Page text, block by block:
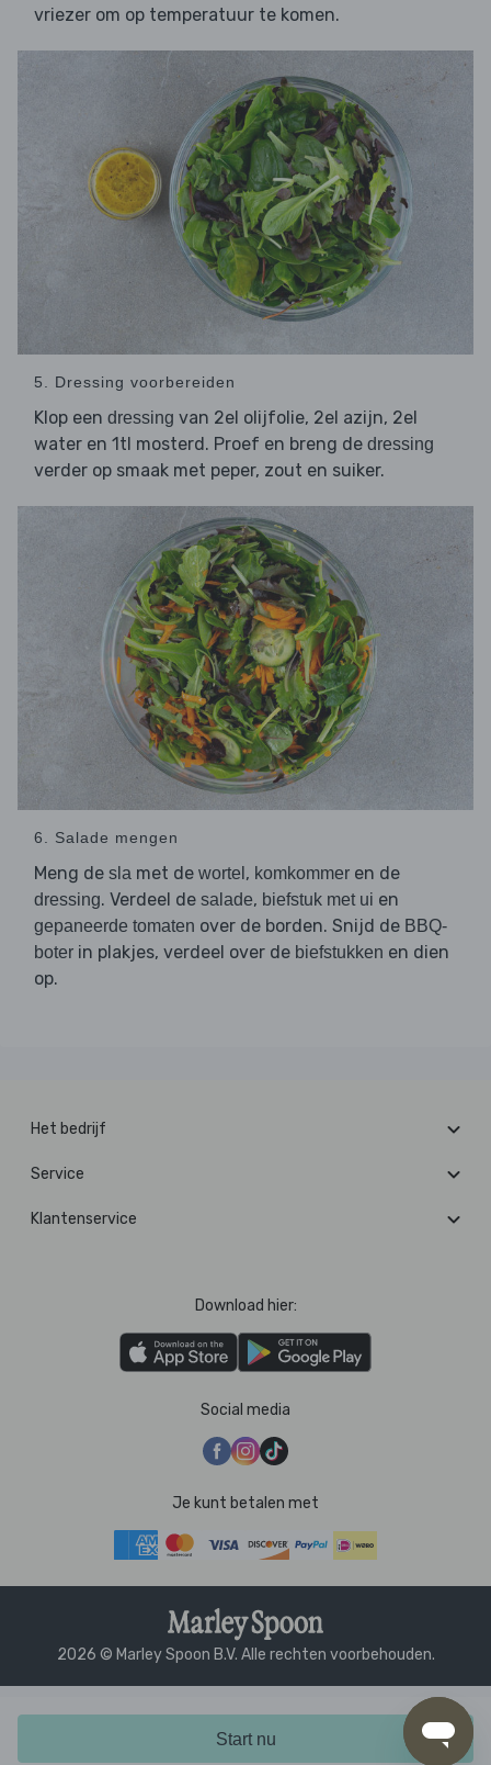
Start nu
vriezer om op temperatuur te komen.
5. Dressing voorbereiden
Klop een dressing van 2el olijfolie, 2el azijn, 2el
water en 1tl mosterd. Proef en breng de dressing
verder op smaak met peper, zout en suiker.
6. Salade mengen
Meng de sla met de wortel , komkommer en de
dressing. Verdeel de salade, biefstuk met ui en
gepaneerde tomaten over de borden. Snijd de BBQ-
boter in plakjes, verdeel over de biefstukken en dien
op.
Het bedrijf
Service
Klantenservice
Download hier:
Social media
Je kunt betalen met
2026 © Marley Spoon B.V. Alle rechten voorbehouden.